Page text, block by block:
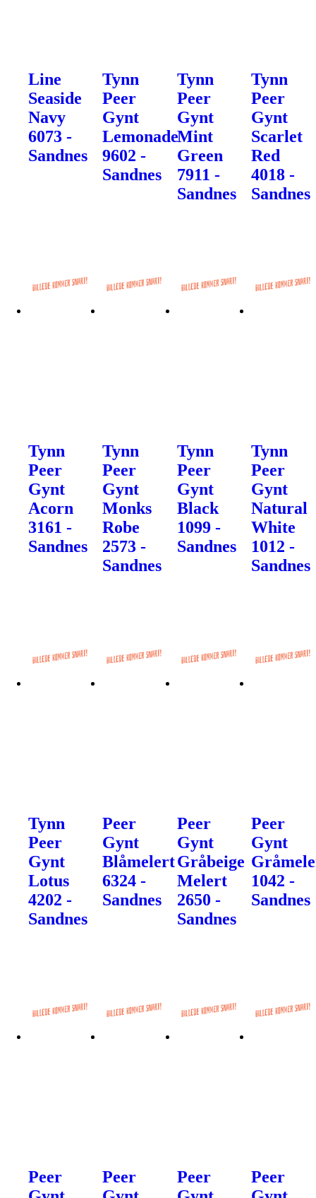
Line
Seaside
Navy
6073 -
Sandnes
Tynn
Peer
Gynt
Lemonade
9602 -
Sandnes
Tynn
Peer
Gynt
Mint
Green
7911 -
Sandnes
Tynn
Peer
Gynt
Scarlet
Red
4018 -
Sandnes
Tynn
Peer
Gynt
Acorn
3161 -
Sandnes
Tynn
Peer
Gynt
Monks
Robe
2573 -
Sandnes
Tynn
Peer
Gynt
Black
1099 -
Sandnes
Tynn
Peer
Gynt
Natural
White
1012 -
Sandnes
Tynn
Peer
Gynt
Lotus
4202 -
Sandnes
Peer
Gynt
Blåmelert
6324 -
Sandnes
Peer
Gynt
Gråbeige
Melert
2650 -
Sandnes
Peer
Gynt
1042 -
Sandnes
Peer
Peer
Peer
Peer